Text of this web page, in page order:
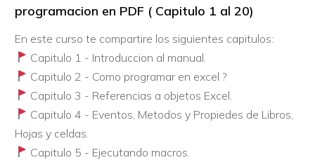
programacion en PDF ( Capitulo 1 al 20)
En este curso te compartire los siguientes capitulos:
Capitulo 1 - Introduccion al manual.
Capitulo 2 - Como programar en excel ?
Capitulo 3 - Referencias a objetos Excel.
Capitulo 4 - Eventos, Metodos y Propiedes de Libros,
Hojas y celdas.
Capitulo 5 - Ejecutando macros.